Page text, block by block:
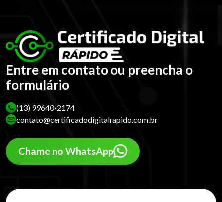
Entre em contato ou preencha o
formulário
(13) 99640-2174
contato@certificadodigitalrapido.com.br
Chame no WhatsApp